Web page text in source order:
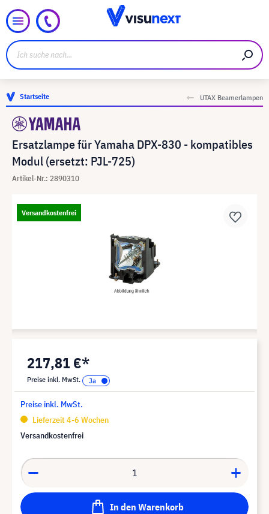
Startseite UTAX Beamerlampen
Ersatzlampe für Yamaha DPX-830 - kompatibles
Modul (ersetzt: PJL-725)
Artikel-Nr.: 2890310
Versandkostenfrei
217,81 €*
Preise inkl. MwSt.
Preise inkl. MwSt.
Lieferzeit 4-6 Wochen
Versandkostenfrei
In den Warenkorb